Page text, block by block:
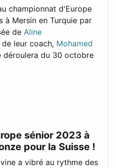
championnat d'Europe
à Mersin en Turquie par
de Aline
leur coach, Mohamed
déroulera du 30 octobre
sénior 2023 à
pour la Suisse !
a vibré au rythme des